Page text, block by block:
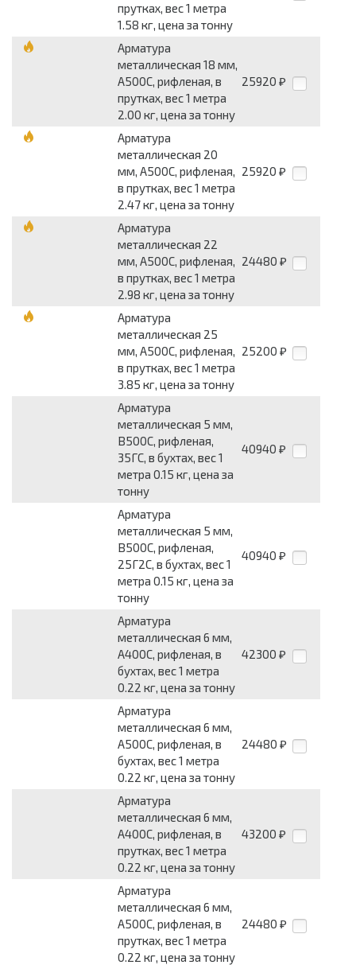
прутках, вес 1 метра
1.58 кг, цена за тонну
Арматура
металлическая 18 мм,
А500С, рифленая, в
прутках, вес 1 метра
2.00 кг, цена за тонну
25920 ₽
Арматура
металлическая 20
мм, А500С, рифленая,
в прутках, вес 1 метра
2.47 кг, цена за тонну
25920 ₽
Арматура
металлическая 22
мм, А500С, рифленая,
в прутках, вес 1 метра
2.98 кг, цена за тонну
24480 ₽
Арматура
металлическая 25
мм, А500С, рифленая,
в прутках, вес 1 метра
3.85 кг, цена за тонну
25200 ₽
Арматура
металлическая 5 мм,
В500С, рифленая,
35ГС, в бухтах, вес 1
метра 0.15 кг, цена за
тонну
40940 ₽
Арматура
металлическая 5 мм,
В500С, рифленая,
25Г2С, в бухтах, вес 1
метра 0.15 кг, цена за
тонну
40940 ₽
Арматура
металлическая 6 мм,
А400С, рифленая, в
бухтах, вес 1 метра
0.22 кг, цена за тонну
42300 ₽
Арматура
металлическая 6 мм,
А500С, рифленая, в
бухтах, вес 1 метра
0.22 кг, цена за тонну
24480 ₽
Арматура
металлическая 6 мм,
А400С, рифленая, в
прутках, вес 1 метра
0.22 кг, цена за тонну
43200 ₽
Арматура
металлическая 6 мм,
А500С, рифленая, в
прутках, вес 1 метра
0.22 кг, цена за тонну
24480 ₽